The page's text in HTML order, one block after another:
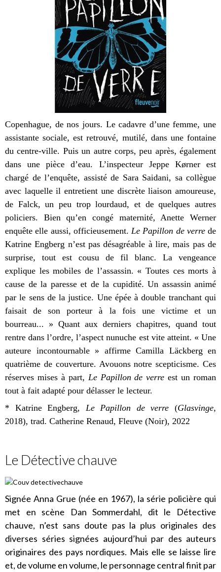
Copenhague, de nos jours. Le cadavre d’une femme, une
assistante sociale, est retrouvé, mutilé, dans une fontaine
du centre-ville. Puis un autre corps, peu après, également
dans une pièce d’eau. L’inspecteur Jeppe Kørner est
chargé de l’enquête, assisté de Sara Saidani, sa collègue
avec laquelle il entretient une discrète liaison amoureuse,
de Falck, un peu trop lourdaud, et de quelques autres
policiers. Bien qu’en congé maternité, Anette Werner
enquête elle aussi, officieusement. Le Papillon de verrede
Katrine Engberg n’est pas désagréable à lire, mais pas de
surprise, tout est cousu de fil blanc. La vengeance
explique les mobiles de l’assassin. « Toutes ces morts à
cause de la paresse et de la cupidité. Un assassin animé
par le sens de la justice. Une épée à double tranchant qui
faisait de son porteur à la fois une victime et un
bourreau... » Quant aux derniers chapitres, quand tout
rentre dans l’ordre, l’aspect nunuche est vite atteint. « Une
auteure incontournable » affirme Camilla Läckberg en
quatrième de couverture. Avouons notre scepticisme. Ces
réserves mises à part, Le Papillon de verre est un roman
tout à fait adapté pour délasser le lecteur.
* Katrine Engberg, Le Papillon de verre (Glasvinge,
2018), trad. Catherine Renaud, Fleuve (Noir), 2022
Le Détective chauve
Signée Anna Grue (née en 1967), la série policière qui
met en scène Dan Sommerdahl, dit le Détective
chauve, n’est sans doute pas la plus originales des
diverses séries signées aujourd’hui par des auteurs
originaires des pays nordiques. Mais elle se laisse lire
et, de volume en volume, le personnage central finit par